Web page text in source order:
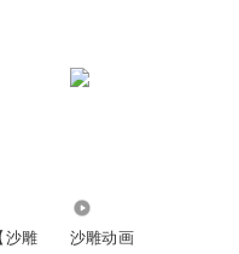
沙雕
沙雕动画